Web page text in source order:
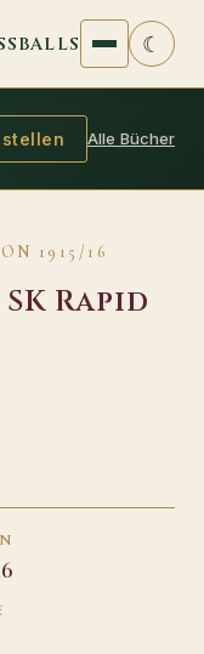
☾
Alle Bücher
1915/16
SK Rapid